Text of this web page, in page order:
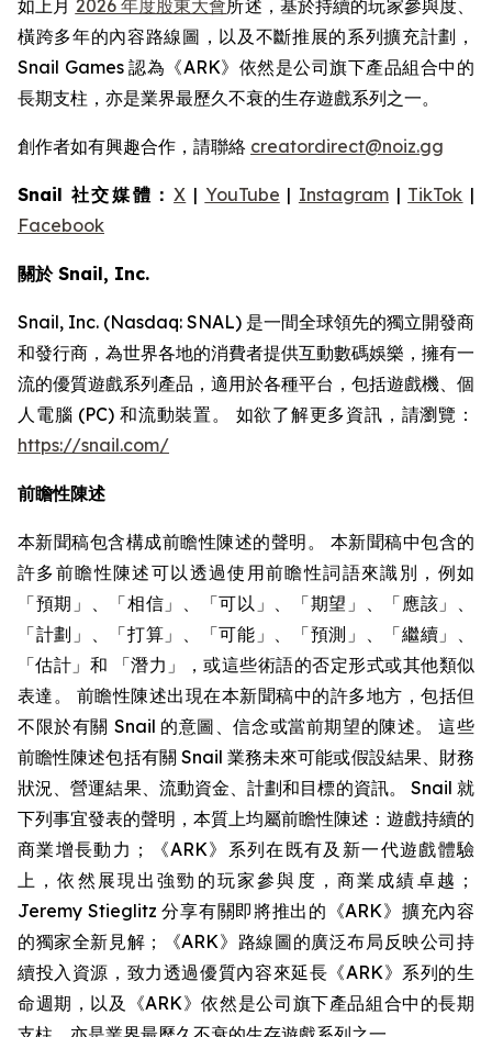
如上月 2026 年度股東大會所述，基於持續的玩家參與度、
橫跨多年的內容路線圖，以及不斷推展的系列擴充計劃，
Snail Games 認為《ARK》依然是公司旗下產品組合中的
長期支柱，亦是業界最歷久不衰的生存遊戲系列之一。
創作者如有興趣合作，請聯絡 creatordirect@noiz.gg
Snail 社交媒體：X | YouTube | Instagram| TikTok |
Facebook
關於 Snail, Inc.
Snail, Inc. (Nasdaq: SNAL) 是一間全球領先的獨立開發商
和發行商，為世界各地的消費者提供互動數碼娛樂，擁有一
流的優質遊戲系列產品，適用於各種平台，包括遊戲機、個
人電腦 (PC) 和流動裝置。 如欲了解更多資訊，請瀏覽：
https://snail.com/
前瞻性陳述
本新聞稿包含構成前瞻性陳述的聲明。 本新聞稿中包含的
許多前瞻性陳述可以透過使用前瞻性詞語來識別，例如
「預期」、「相信」、「可以」、「期望」、「應該」、
「計劃」、「打算」、「可能」、「預測」、「繼續」、
「估計」和 「潛力」，或這些術語的否定形式或其他類似
表達。 前瞻性陳述出現在本新聞稿中的許多地方，包括但
不限於有關 Snail 的意圖、信念或當前期望的陳述。 這些
前瞻性陳述包括有關 Snail 業務未來可能或假設結果、財務
狀況、營運結果、流動資金、計劃和目標的資訊。 Snail 就
下列事宜發表的聲明，本質上均屬前瞻性陳述：遊戲持續的
商業增長動力；《ARK》系列在既有及新一代遊戲體驗
上，依然展現出強勁的玩家參與度，商業成績卓越；
Jeremy Stieglitz 分享有關即將推出的《ARK》擴充內容
的獨家全新見解；《ARK》路線圖的廣泛布局反映公司持
續投入資源，致力透過優質內容來延長《ARK》系列的生
命週期，以及《ARK》依然是公司旗下產品組合中的長期